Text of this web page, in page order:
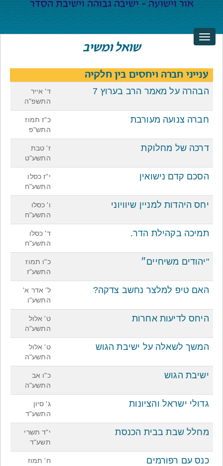
שואל ומשיב
ענייני חברה ויחסים בין חלקיה
הבהרה על מאמר הרב בערוץ 7
ד' אייר
התשפ"ה
חברה צנועה מעורבת
כ"ז תמוז
התש"פ
דרכה של מחלוקת
ז' טבת
התשע"ט
הסכם קדם נישואין
י"ז כסלו
התשע"ח
יחס היהדות למניין שיוויוני
ו' כסלו
התשע"ח
תמיכה בקהילת הדר.
ד' כסלו
התשע"ח
"יהודים משיחיים״
כ"ו תמוז
התשע"ז
האם טיפ למלצר נחשב צדקה?
ל' אדר א'
התשע"ו
היחס לדיעות אחרות
ט' אלול
התשע"ה
המשך לשאלה על ישיבת הגוש
ט' אלול
התשע"ה
ישיבת הגוש
כ"ו אב
התשע"ה
גדולי ישראל והציונות
ג' סיון
התשע"ד
מחלל שבת בבית הכנסת
י"ד תשרי
תשע"ד
כנס עם רפורמים
ח' תמוז